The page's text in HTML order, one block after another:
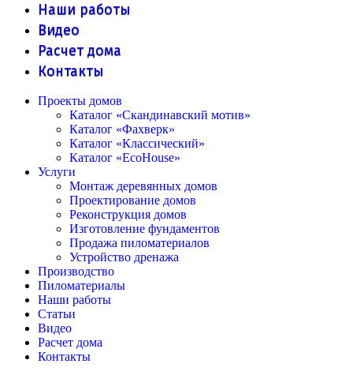
Наши работы
Видео
Расчет дома
Контакты
Проекты домов
Каталог «Скандинавский мотив»
Каталог «Фахверк»
Каталог «Классический»
Каталог «EcoHouse»
Услуги
Монтаж деревянных домов
Проектирование домов
Реконструкция домов
Изготовление фундаментов
Продажа пиломатериалов
Устройство дренажа
Производство
Пиломатериалы
Наши работы
Статьи
Видео
Расчет дома
Контакты